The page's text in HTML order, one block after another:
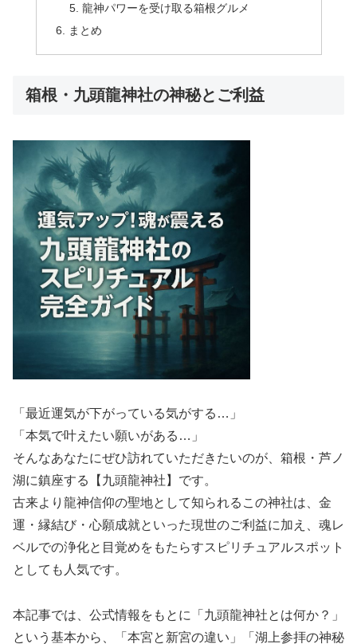
龍神パワーを受け取る箱根グルメ
まとめ
箱根・九頭龍神社の神秘とご利益
「最近運気が下がっている気がする…」
「本気で叶えたい願いがある…」
そんなあなたにぜひ訪れていただきたいのが、箱根・芦ノ
湖に鎮座する【九頭龍神社】です。
古来より龍神信仰の聖地として知られるこの神社は、金
運・縁結び・心願成就といった現世のご利益に加え、魂レ
ベルでの浄化と目覚めをもたらすスピリチュアルスポット
としても人気です。
本記事では、公式情報をもとに「九頭龍神社とは何か？」
という基本から、「本宮と新宮の違い」「湖上参拝の神秘